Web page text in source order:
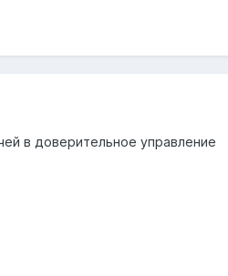
в доверительное управление